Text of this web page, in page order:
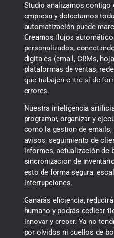
Studio analizamos contigo
empresa y detectamos
automatización puede
Creamos flujos
personalizados,
digitales (email, CRMs,
plataformas de ventas,
que trabajen entre sí de
errores.
Nuestra inteligencia
programar, organizar y
como la gestión de emails,
avisos, seguimiento de
informes, actualización de
sincronización de
esto de forma segura,
interrupciones.
Ganarás eficiencia,
humano y podrás dedicar
innovar y crecer. Ya no
por olvidos ni cuellos de